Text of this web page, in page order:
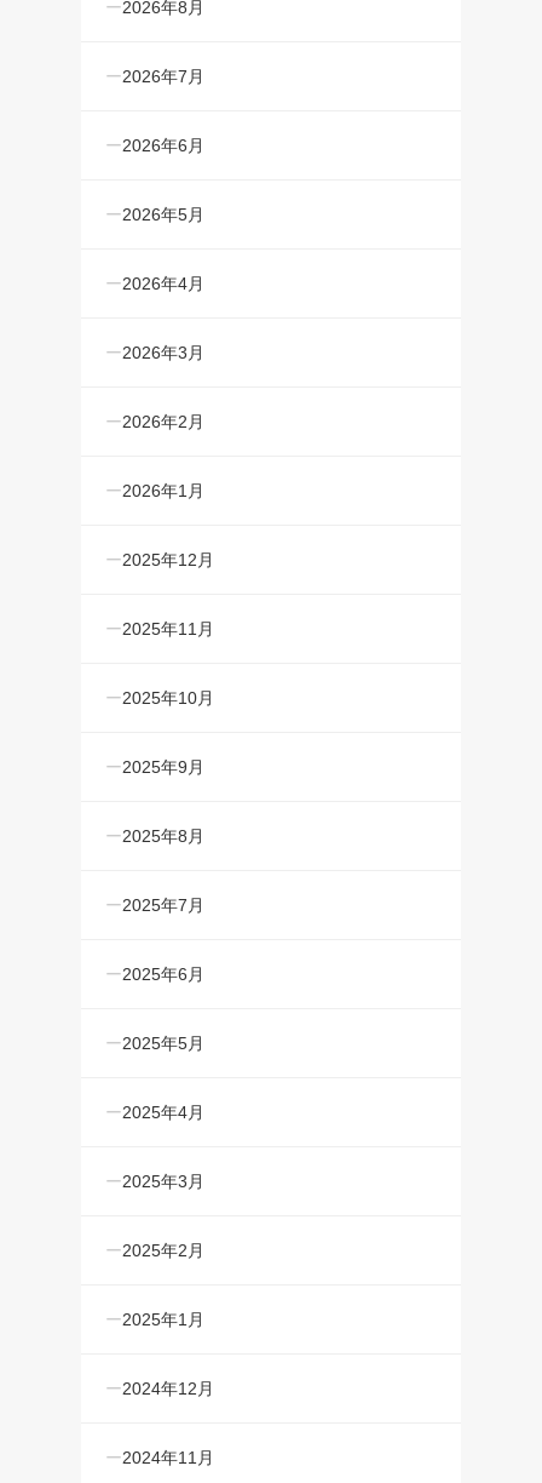
2026年8月
2026年7月
2026年6月
2026年5月
2026年4月
2026年3月
2026年2月
2026年1月
2025年12月
2025年11月
2025年10月
2025年9月
2025年8月
2025年7月
2025年6月
2025年5月
2025年4月
2025年3月
2025年2月
2025年1月
2024年12月
2024年11月